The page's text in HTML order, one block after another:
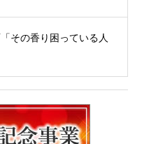
その香り困っている人